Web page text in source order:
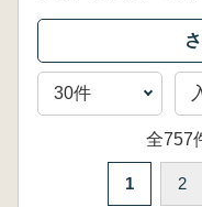
全757
1 2